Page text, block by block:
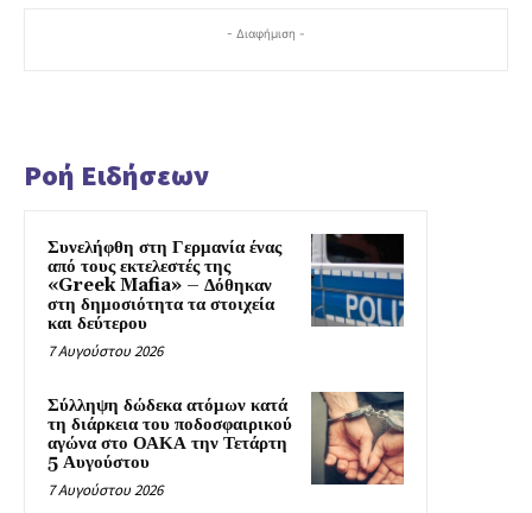
- Διαφήμιση -
Ροή Ειδήσεων
Συνελήφθη στη Γερμανία ένας
από τους εκτελεστές της
«Greek Mafia» – Δόθηκαν
στη δημοσιότητα τα στοιχεία
και δεύτερου
7 Αυγούστου 2026
Σύλληψη δώδεκα ατόμων κατά
τη διάρκεια του ποδοσφαιρικού
αγώνα στο ΟΑΚΑ την Τετάρτη
5 Αυγούστου
7 Αυγούστου 2026